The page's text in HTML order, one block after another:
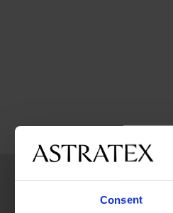
Consent